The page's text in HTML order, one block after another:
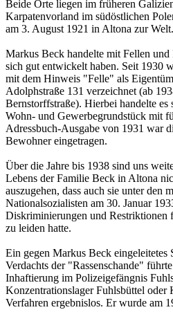
Beide Orte liegen im früheren
Karpatenvorland im südöstlichen
am 3. August 1921 in Altona zur Welt.
Markus Beck handelte mit Fellen und
sich gut entwickelt haben. Seit 1930
mit dem Hinweis "Felle" als
Adolphstraße 131 verzeichnet (ab
Bernstorffstraße). Hierbei handelte
Wohn- und Gewerbegrundstück mit
Adressbuch-Ausgabe von 1931 war
Bewohner eingetragen.
Über die Jahre bis 1938 sind uns
Lebens der Familie Beck in Altona
auszugehen, dass auch sie unter den
Nationalsozialisten am 30. Januar
Diskriminierungen und Restriktionen
zu leiden hatte.
Ein gegen Markus Beck eingeleitetes
Verdachts der "Rassenschande"
Inhaftierung im Polizeigefängnis
Konzentrationslager Fuhlsbüttel oder
Verfahren ergebnislos. Er wurde am